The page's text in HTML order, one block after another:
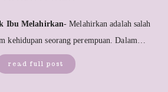
Ibu Melahirkan- Melahirkan adalah salah
kehidupan seorang perempuan. Dalam…
read full post